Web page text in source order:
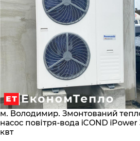
м. Володимир. Змонтований
насос повітря-вода iCOND iPower
квт